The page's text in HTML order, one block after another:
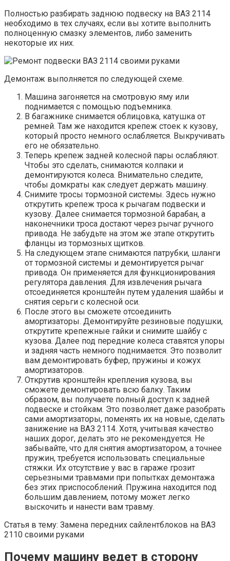
Полностью разбирать заднюю подвеску на ВАЗ 2114
необходимо в тех случаях, если вы хотите выполнить
полноценную смазку элементов, либо заменить
некоторые их них.
Демонтаж выполняется по следующей схеме.
Машина загоняется на смотровую яму или
поднимается с помощью подъемника.
В багажнике снимается облицовка, катушка от
ремней. Там же находится крепеж стоек к кузову,
который просто немного ослабляется. Выкручивать
его не обязательно.
Теперь крепеж задней колесной пары ослабляют.
Чтобы это сделать, снимаются колпаки и
демонтируются колеса. Внимательно следите,
чтобы домкраты как следует держать машину.
Снимите тросы тормозной системы. Здесь нужно
открутить крепеж троса к рычагам подвески и
кузову. Далее снимается тормозной барабан, а
наконечники троса достают через рычаг ручного
привода. Не забудьте на этом же этапе открутить
фланцы из тормозных щитков.
На следующем этапе снимаются патрубки, шланги
от тормозной системы и демонтируется рычаг
привода. Он применяется для функционирования
регулятора давления. Для извлечения рычага
отсоединяется кронштейн путем удаления шайбы и
снятия серьги с колесной оси.
После этого вы сможете отсоединить
амортизаторы. Демонтируйте резиновые подушки,
открутите крепежные гайки и снимите шайбу с
кузова. Далее под передние колеса ставятся упоры
и задняя часть немного поднимается. Это позволит
вам демонтировать буфер, пружины и кожух
амортизаторов.
Открутив кронштейн крепления кузова, вы
сможете демонтировать всю балку. Таким
образом, вы получаете полный доступ к задней
подвеске и стойкам. Это позволяет даже разобрать
сами амортизаторы, поменять их на новые, сделать
занижение на ВАЗ 2114. Хотя, учитывая качество
наших дорог, делать это не рекомендуется. Не
забывайте, что для снятия амортизатором, а точнее
пружин, требуется использовать специальные
стяжки. Их отсутствие у вас в гараже грозит
серьезными травмами при попытках демонтажа
без этих приспособлений. Пружина находится под
большим давлением, потому может легко
выскочить и нанести вам травму.
Статья в тему: Замена передних сайлентблоков на ВАЗ
2110 своими руками
Почему машину ведет в сторону